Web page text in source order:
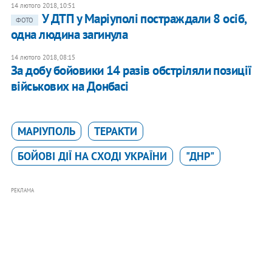
14 лютого 2018, 10:51
ФОТО
У ДТП у Маріуполі постраждали 8 осіб,
одна людина загинула
14 лютого 2018, 08:15
За добу бойовики 14 разів обстріляли позиції
військових на Донбасі
МАРІУПОЛЬ
ТЕРАКТИ
БОЙОВІ ДІЇ НА СХОДІ УКРАЇНИ
"ДНР"
РЕКЛАМА